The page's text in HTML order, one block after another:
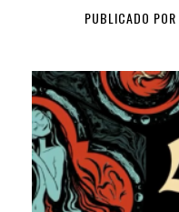
PUBLICADO POR